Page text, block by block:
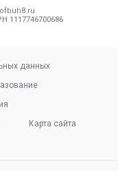
1117746700686
данных
Карта сайта